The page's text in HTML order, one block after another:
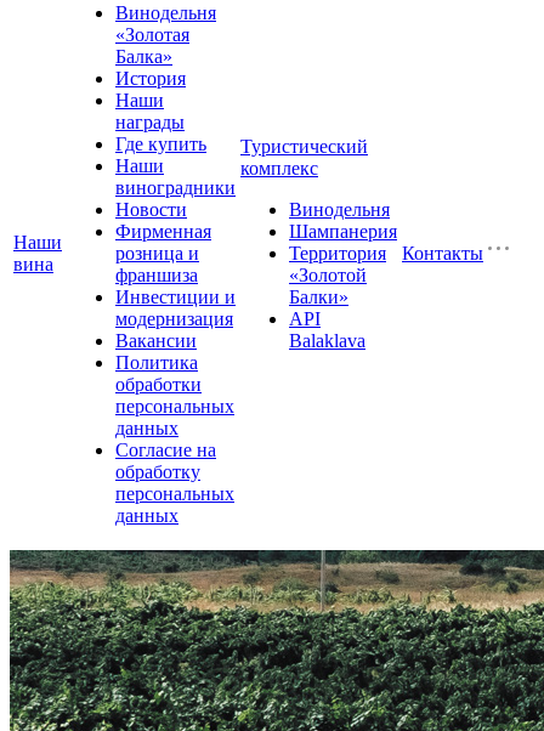
Наши
вина
Винодельня
«Золотая
Балка»
История
Наши
награды
Где купить
Наши
виноградники
Новости
Фирменная
розница и
франшиза
Инвестиции и
модернизация
Вакансии
Политика
обработки
персональных
данных
Согласие на
обработку
персональных
данных
Туристический
комплекс
Винодельня
Шампанерия
Территория
«Золотой
Балки»
API
Balaklava
Контакты